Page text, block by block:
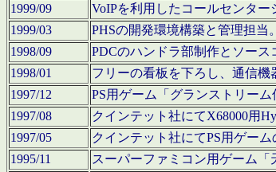
1999/09
VoIPを利用したコールセンター
1999/03
PHSの開発環境構築と管理担当。
1998/09
PDCのハンドラ部制作とソース
1998/01
フリーの看板を下ろし、通信機
1997/12
PS用ゲーム「グランストリー
1997/08
クインテット社にてX68000用
1997/05
クインテット社にてPS用ゲー
1995/11
スーパーファミコン用ゲーム